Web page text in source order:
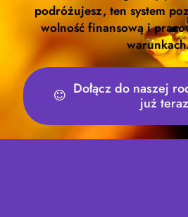
podróżujesz, ten system
wolność finansową i
Dołącz do naszej
już teraz